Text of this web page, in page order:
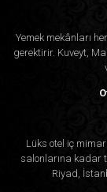
Yemek mekânları
gerektirir. Kuveyt,
Lüks otel iç
salonlarına kadar
Riyad,